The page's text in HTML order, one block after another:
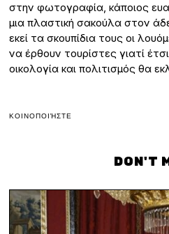
στην φωτογραφία, κάποιος
μια πλαστική σακούλα στον
εκεί τα σκουπίδια τους οι
να έρθουν τουρίστες γιατί
οικολογία και πολιτισμός θα
ΚΟΙΝΟΠΟΙΉΣΤΕ
DON'T